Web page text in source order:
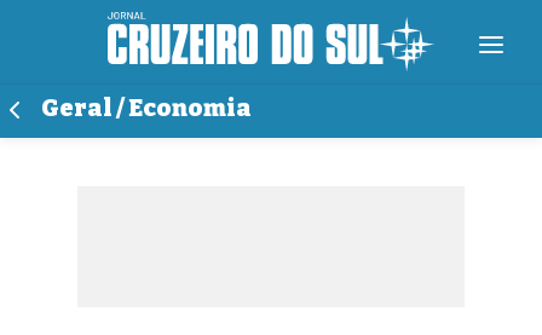
Geral / Economia